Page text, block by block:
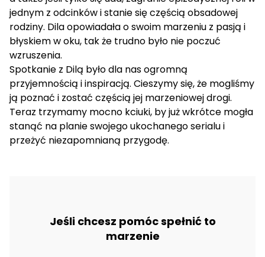
jednym z odcinków i stanie się częścią obsadowej
rodziny. Dila opowiadała o swoim marzeniu z pasją i
błyskiem w oku, tak że trudno było nie poczuć
wzruszenia.
Spotkanie z Dilą było dla nas ogromną
przyjemnością i inspiracją. Cieszymy się, że mogliśmy
ją poznać i zostać częścią jej marzeniowej drogi.
Teraz trzymamy mocno kciuki, by już wkrótce mogła
stanąć na planie swojego ukochanego serialu i
przeżyć niezapomnianą przygodę.
Jeśli chcesz pomóc spełnić to
marzenie